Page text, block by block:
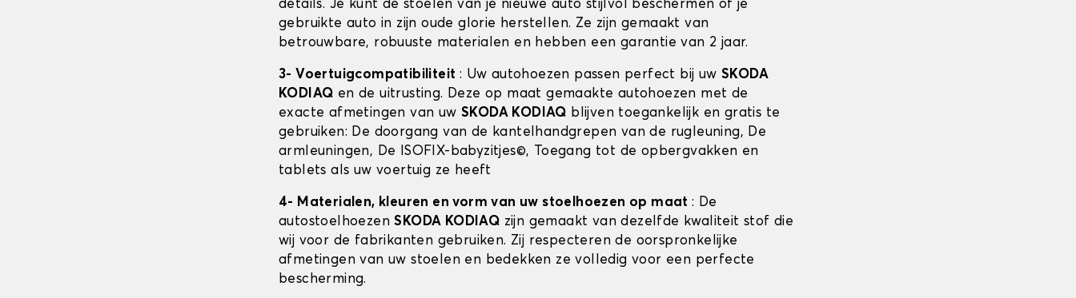
details. Je kunt de stoelen van je nieuwe auto stijlvol beschermen of je
gebruikte auto in zijn oude glorie herstellen. Ze zijn gemaakt van
betrouwbare, robuuste materialen en hebben een garantie van 2 jaar.
3- Voertuigcompatibiliteit : Uw autohoezen passen perfect bij uwSKODA
KODIAQ en de uitrusting. Deze op maat gemaakte autohoezen met de
exacte afmetingen van uw SKODA KODIAQ blijven toegankelijk en gratis te
gebruiken: De doorgang van de kantelhandgrepen van de rugleuning, De
armleuningen, De ISOFIX-babyzitjes©, Toegang tot de opbergvakken en
tablets als uw voertuig ze heeft
4- Materialen, kleuren en vorm van uw stoelhoezen op maat: De
autostoelhoezenSKODA KODIAQ zijn gemaakt van dezelfde kwaliteit stof die
wij voor de fabrikanten gebruiken. Zij respecteren de oorspronkelijke
afmetingen van uw stoelen en bedekken ze volledig voor een perfecte
bescherming.